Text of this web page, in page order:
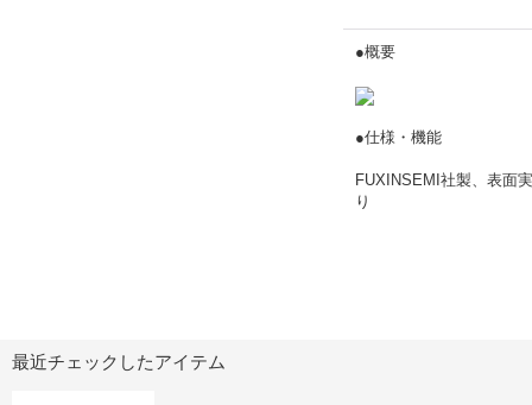
●概要
●仕様・機能
FUXINSEMI社製、表面
り
最近チェックしたアイテム